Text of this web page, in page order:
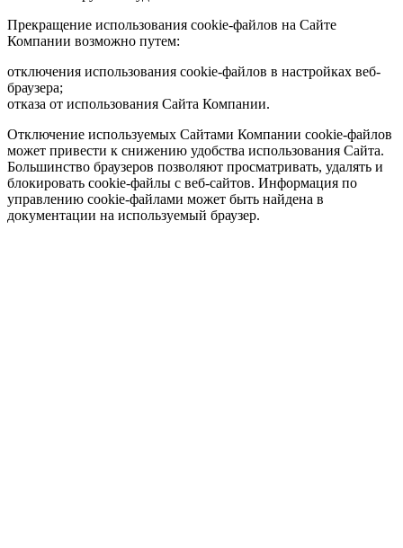
Прекращение использования cookie-файлов на Сайте
Компании возможно путем:
отключения использования cookie-файлов в настройках веб-
браузера;
отказа от использования Сайта Компании.
Отключение используемых Сайтами Компании cookie-файлов
может привести к снижению удобства использования Сайта.
Большинство браузеров позволяют просматривать, удалять и
блокировать cookie-файлы c веб-сайтов. Информация по
управлению cookie-файлами может быть найдена в
документации на используемый браузер.